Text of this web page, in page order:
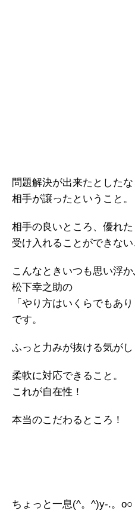
問題解決が出来たとしたな
相手が譲ったということ。
相手の良いところ、優れ
受け入れることができない
こんなときいつも思い浮か
松下幸之助の
「やり方はいくらでもあり
です。
ふっと力みが抜ける気がし
柔軟に対応できること。
これが自在性！
本当のこだわるところ！
ちょっと一息(^。^)y-.。o○